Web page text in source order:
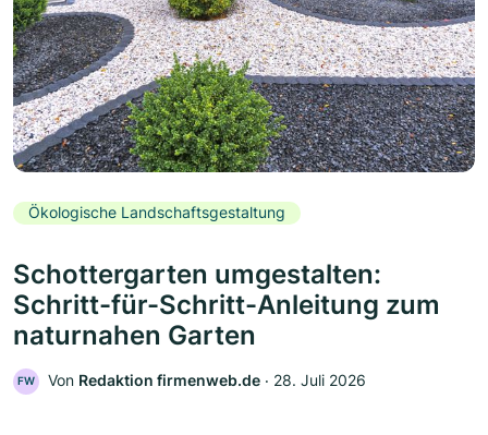
Ökologische Landschaftsgestaltung
Schottergarten umgestalten:
Schritt-für-Schritt-Anleitung zum
naturnahen Garten
FW Von Redaktion firmenweb.de ‧ 28. Juli 2026